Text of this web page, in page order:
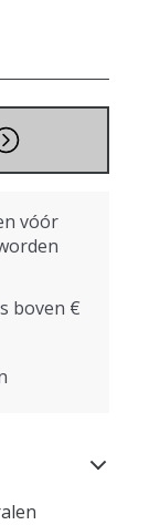
vóór
boven €